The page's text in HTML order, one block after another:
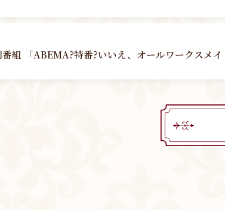
組 「ABEMA?特番?いいえ、オールワークスメイ